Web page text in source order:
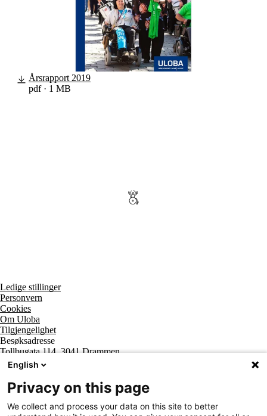
Årsrapport 2019
pdf · 1 MB
Ledige stillinger
Personvern
Cookies
Om Uloba
Tilgjengelighet
Besøksadresse
Tollbugata 114, 3041 Drammen
Postadresse
Postboks 2474 Strømsø, 3003 Drammen
Supportsenter tlf
800 20 202
Sentralbord tlf
English
Privacy on this page
We collect and process your data on this site to better